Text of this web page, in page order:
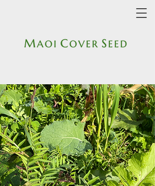
MAOICOVERSEED